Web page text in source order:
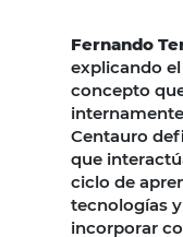
Fernando
explicando
concepto
Centauro
que
ciclo de
tecnologías
incorporar